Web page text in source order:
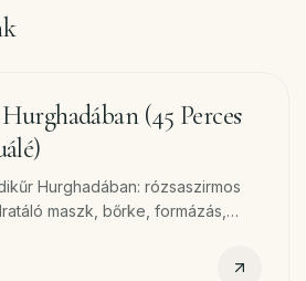
(45 Perces
Hurghadában: rózsaszirmos
maszk, bőrke, formázás,